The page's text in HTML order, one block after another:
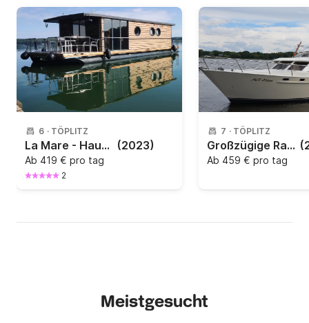
6 · TÖPLITZ
La Mare - Hausbooturlaub (2023)
Ab 419 € pro tag
2
7 · TÖPLITZ
Großzügige Raumaufteilung mit 3 Kabinen
Ab 459 € pro tag
Meistgesucht